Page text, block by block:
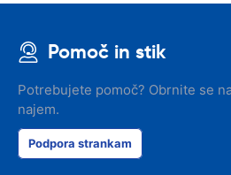
Pomoč in stik
Potrebujete pomoč? Obrnite se
najem.
Podpora strankam